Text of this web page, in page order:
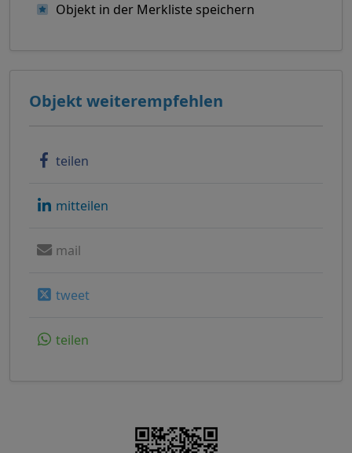
Objekt in der Merkliste speichern
Objekt weiterempfehlen
teilen
mitteilen
mail
tweet
teilen